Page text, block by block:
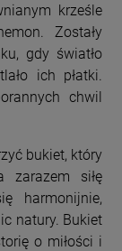
krześle
Zostały
gdy światło
ich płatki.
chwil
bukiet, który
zarazem siłę
harmonijnie,
natury. Bukiet
o miłości i